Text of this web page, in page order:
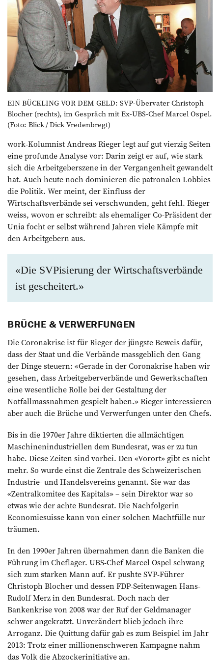
EIN BÜCKLING VOR DEM GELD: SVP-Übervater Christoph
Blocher (rechts), im Gespräch mit Ex-UBS-Chef Marcel Ospel.
(Foto: Blick / Dick Vredenbregt)
work-Kolumnist Andreas Rieger legt auf gut vierzig Seiten
eine profunde Analyse vor: Darin zeigt er auf, wie stark
sich die Arbeitgeberszene in der Vergangenheit gewandelt
hat. Auch heute noch dominieren die patronalen Lobbies
die Politik. Wer meint, der ­Einfluss der
Wirtschaftsverbände sei verschwunden, geht fehl. Rieger
weiss, wovon er schreibt: als ehemaliger Co-Präsident der
Unia focht er selbst während Jahren viele Kämpfe mit
den Arbeitgebern aus.
«Die SVPisierung der Wirtschaftsverbände
ist gescheitert.»
BRÜCHE & VERWERFUNGEN
Die Coronakrise ist für Rieger der jüngste Beweis dafür,
dass der Staat und die Verbände massgeblich den Gang
der Dinge steuern: «Gerade in der Coronakrise haben wir
gesehen, dass Arbeitgeberverbände und Gewerkschaften
eine wesentliche Rolle bei der Gestaltung der
Notfallmassnahmen gespielt haben.» Rieger interessieren
aber auch die Brüche und Verwerfungen unter den Chefs.
Bis in die 1970er Jahre diktierten die allmächtigen
Maschinenindustriellen dem Bundesrat, was er zu tun
habe. Diese Zeiten sind vorbei. Den «Vorort» gibt es nicht
mehr. So wurde einst die Zentrale des Schweizerischen
Indus­trie- und Handelsvereins genannt. Sie war das
«Zentralkomitee des Kapitals» – sein Direktor war so
etwas wie der achte Bundesrat. Die Nachfolgerin
Economiesuisse kann von einer solchen Machtfülle nur
träumen.
In den 1990er Jahren übernahmen dann die Banken die
Führung im Cheflager. UBS-Chef Marcel Ospel schwang
sich zum starken Mann auf. Er pushte SVP-Führer
Christoph Blocher und dessen FDP-Seitenwagen Hans-
Rudolf Merz in den Bundesrat. Doch nach der
Bankenkrise von 2008 war der Ruf der Geldmanager
schwer angekratzt. Unverändert blieb jedoch ihre
Arroganz. Die Quittung dafür gab es zum Beispiel im Jahr
2013: Trotz einer millionenschweren Kampagne nahm
das Volk die Abzocker­initiative an.